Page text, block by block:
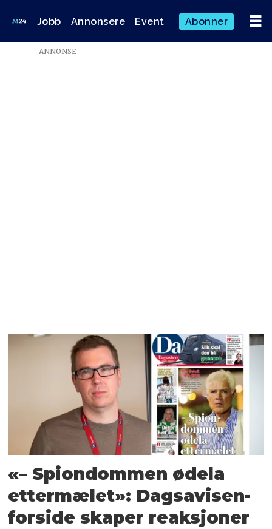
Jobb Annonsere Event Abonner
Emne:
ANNONSE
­«– Spiondommen ødela
ettermælet»: Dagsavisen-
forside skaper reaksjoner